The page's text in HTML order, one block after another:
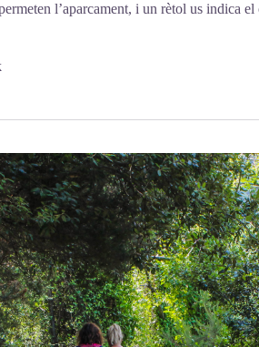
l’aparcament, i un rètol us indica